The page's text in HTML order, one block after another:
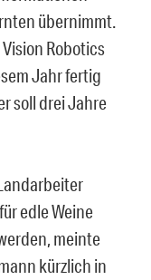
übernimmt.
Robotics
Jahr fertig
soll drei Jahre
edle Weine
meinte
kürzlich in